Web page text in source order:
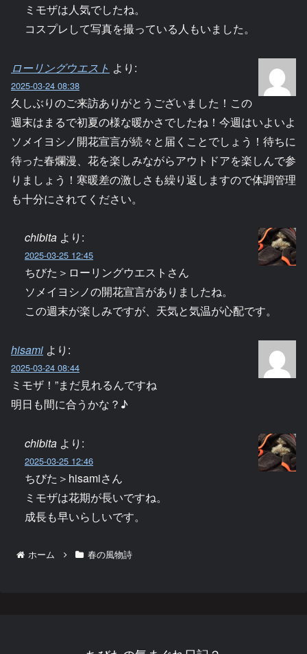
ミモザは人気でしたね。
コスプレして写真を撮っている人もいました。
ローリングウエスト より:
2025-03-24 08:38
久しぶりのご来訪ありがとうございました！この
週末はまるで初夏の様な暖かさでしたね！今週はいよいよ
ソメイヨシノ開花宣言が続々と届くことでしょう！待ちに
待った春爛漫、花を楽しみながらアウトドアを楽しんで参
りましょう！寒暖差の激しさも繰り返しますので体調管理
も十分にされてください。
chibita より:
2025-03-25 12:45
ちびた＞ローリングウエストさん
ソメイヨシノの開花宣言がありましたね。
この週末が楽しみですが、天気と気温が心配です。
hisami より:
2025-03-24 08:44
ミモザ！”まだ見れるんですね
明日も間に合うかな？♪
chibita より:
2025-03-25 12:46
ちびた＞hisamiさん
ミモザは花期が長いですね。
成長も早いらしいです。
ホーム 春の風物詩